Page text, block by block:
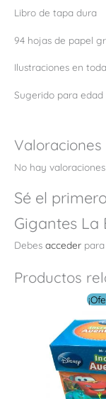
Libro de tapa dura
94 hojas de papel
Ilustraciones en
Sugerido para edad
Valoraciones
No hay
Sé el
Gigantes La
Debes acceder
Productos